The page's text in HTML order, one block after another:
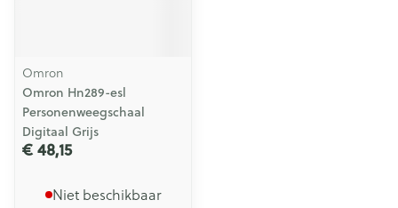
Omron
Omron Hn289-esl
Personenweegschaal
Digitaal Grijs
€ 48,15
Niet beschikbaar